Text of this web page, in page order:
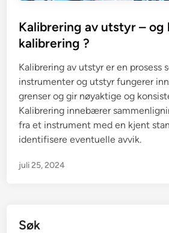
Kalibrering av utstyr –
kalibrering ?
Kalibrering av utstyr er en prosess
instrumenter og utstyr fungerer
grenser og gir nøyaktige og
Kalibrering innebærer
fra et instrument med en kjent
identifisere eventuelle avvik.
juli 25, 2024
Søk